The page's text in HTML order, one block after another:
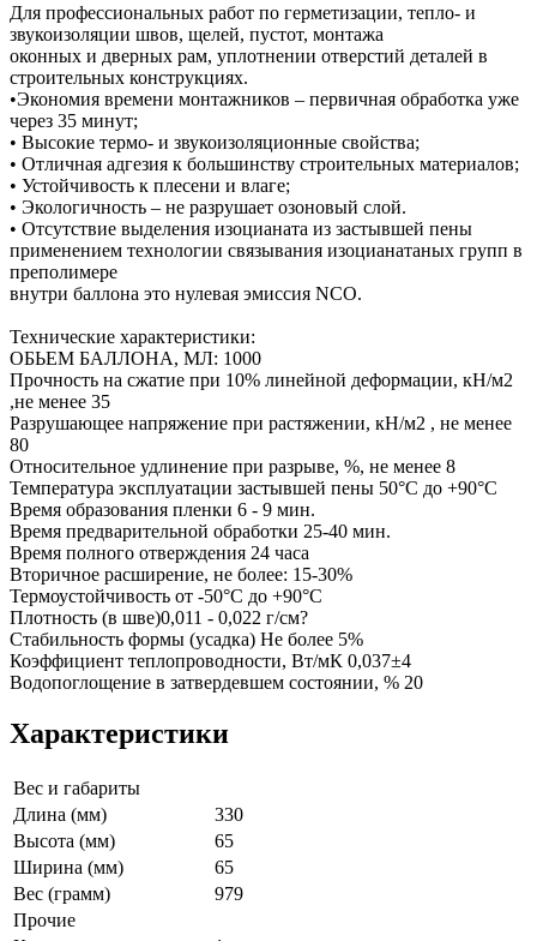
Для профессиональных работ по герметизации, тепло- и
звукоизоляции швов, щелей, пустот, монтажа
оконных и дверных рам, уплотнении отверстий деталей в
строительных конструкциях.
•Экономия времени монтажников – первичная обработка уже
через 35 минут;
• Высокие термо- и звукоизоляционные свойства;
• Отличная адгезия к большинству строительных материалов;
• Устойчивость к плесени и влаге;
• Экологичность – не разрушает озоновый слой.
• Отсутствие выделения изоцианата из застывшей пены
применением технологии связывания изоцианатаных групп в
преполимере
внутри баллона это нулевая эмиссия NCO.
Технические характеристики:
ОБЬЕМ БАЛЛОНА, МЛ: 1000
Прочность на сжатие при 10% линейной деформации, кН/м2
,не менее 35
Разрушающее напряжение при растяжении, кН/м2 , не менее
80
Относительное удлинение при разрыве, %, не менее 8
Температура эксплуатации застывшей пены 50°С до +90°С
Время образования пленки 6 - 9 мин.
Время предварительной обработки 25-40 мин.
Время полного отверждения 24 часа
Вторичное расширение, не более: 15-30%
Термоустойчивость от -50°C до +90°C
Плотность (в шве)0,011 - 0,022 г/см?
Стабильность формы (усадка) Не более 5%
Коэффициент теплопроводности, Вт/мК 0,037±4
Водопоглощение в затвердевшем состоянии, % 20
Характеристики
Вес и габариты
Длина (мм)
330
Высота (мм)
65
Ширина (мм)
65
Вес (грамм)
979
Прочие